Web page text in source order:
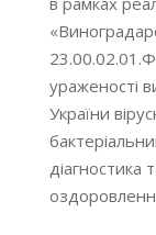
ураженості
України
діагностика